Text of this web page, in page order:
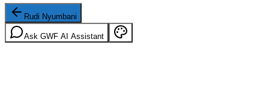
Rudi Nyumbani
Ask GWF AI Assistant